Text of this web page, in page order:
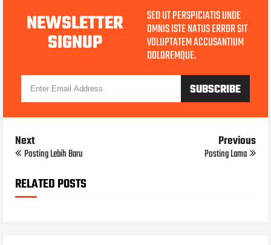
NEWSLETTER
SIGNUP
SED UT PERSPICIATIS UNDE
OMNIS ISTE NATUS ERROR SIT
VOLUPTATEM ACCUSANTIUM
DOLOREMQUE.
Next
Posting Lebih Baru
Previous
Posting Lama
RELATED POSTS